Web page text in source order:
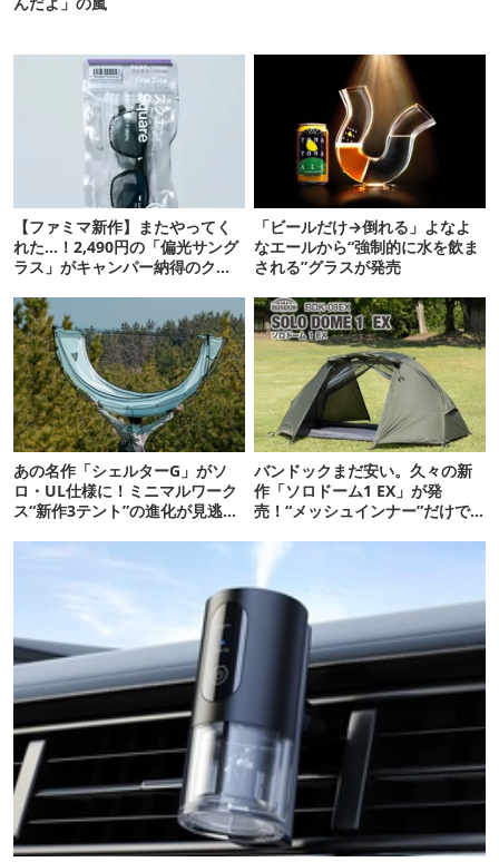
【ファミマ新作】またやってく
れた…！2,490円の「偏光サング
ラス」がキャンパー納得のクオ
「ビールだけ→倒れる」よなよ
なエールから“強制的に水を飲ま
される”グラスが発売
あの名作「シェルターG」がソ
ロ・UL仕様に！ミニマルワーク
ス“新作3テント”の進化が見逃せ
バンドックまだ安い。久々の新
作「ソロドーム1 EX」が発
売！“メッシュインナー”だけで